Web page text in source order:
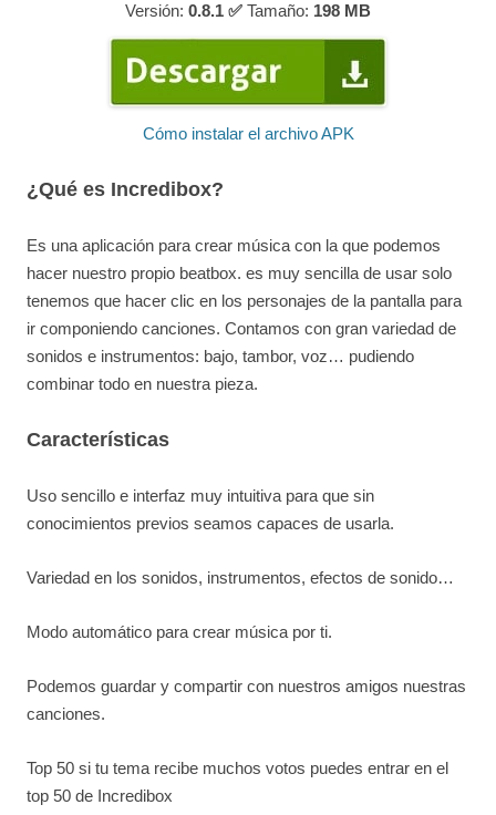
Versión: 0.8.1 ✅ Tamaño: 198 MB
Cómo instalar el archivo APK
¿Qué es Incredibox?
Es una aplicación para crear música con la que podemos
hacer nuestro propio beatbox. es muy sencilla de usar solo
tenemos que hacer clic en los personajes de la pantalla para
ir componiendo canciones. Contamos con gran variedad de
sonidos e instrumentos: bajo, tambor, voz… pudiendo
combinar todo en nuestra pieza.
Características
Uso sencillo e interfaz muy intuitiva para que sin
conocimientos previos seamos capaces de usarla.
Variedad en los sonidos, instrumentos, efectos de sonido…
Modo automático para crear música por ti.
Podemos guardar y compartir con nuestros amigos nuestras
canciones.
Top 50 si tu tema recibe muchos votos puedes entrar en el
top 50 de Incredibox